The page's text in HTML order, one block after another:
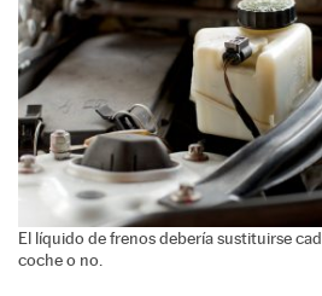
El líquido de frenos debería sustituirse
coche o no.